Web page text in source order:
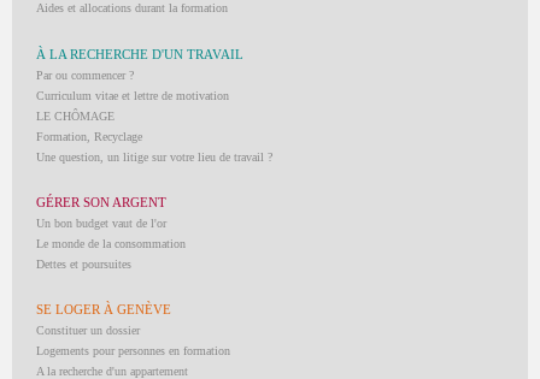
Aides et allocations durant la formation
À LA RECHERCHE D'UN TRAVAIL
Par ou commencer ?
Curriculum vitae et lettre de motivation
LE CHÔMAGE
Formation, Recyclage
Une question, un litige sur votre lieu de travail ?
GÉRER SON ARGENT
Un bon budget vaut de l'or
Le monde de la consommation
Dettes et poursuites
SE LOGER À GENÈVE
Constituer un dossier
Logements pour personnes en formation
A la recherche d'un appartement